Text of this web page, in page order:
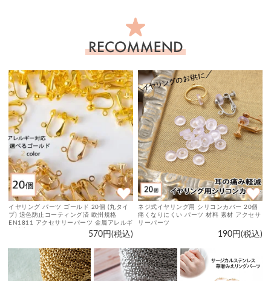
お
す
商
品
イヤリング パーツ ゴールド 20個 (丸タイ
プ) 退色防止コーティング済 欧州規格
EN1811 アクセサリーパーツ 金属アレルギ
ー対応 ニッケルフリー 金具 カン付 ネジバ
570円(税込)
ネジ式イヤリング用 シリコンカバー 20個
痛くなりにくい パーツ 材料 素材 アクセサ
リーパーツ
190円(税込)